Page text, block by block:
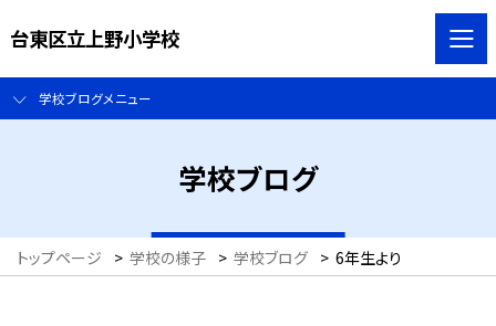
台東区立上野小学校
学校ブログメニュー
学校ブログ
トップページ > 学校の様子 > 学校ブログ > 6年生より